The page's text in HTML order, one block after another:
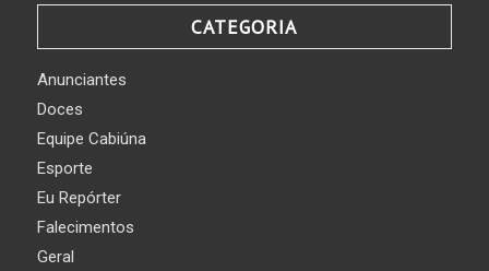
CATEGORIA
Anunciantes
Doces
Equipe Cabiúna
Esporte
Eu Repórter
Falecimentos
Geral